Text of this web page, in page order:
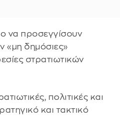
να προσεγγίσουν
«μη δημόσιες»
στρατιωτικών
πολιτικές και
και τακτικό